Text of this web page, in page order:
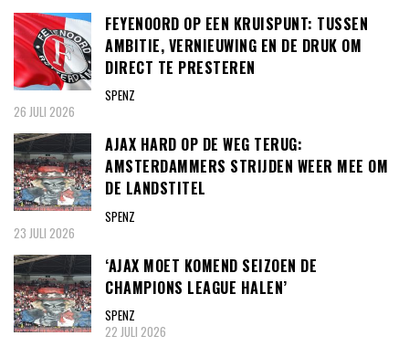
FEYENOORD OP EEN KRUISPUNT: TUSSEN
AMBITIE, VERNIEUWING EN DE DRUK OM
DIRECT TE PRESTEREN
SPENZ
26 JULI 2026
AJAX HARD OP DE WEG TERUG:
AMSTERDAMMERS STRIJDEN WEER MEE OM
DE LANDSTITEL
SPENZ
23 JULI 2026
‘AJAX MOET KOMEND SEIZOEN DE
CHAMPIONS LEAGUE HALEN’
SPENZ
22 JULI 2026